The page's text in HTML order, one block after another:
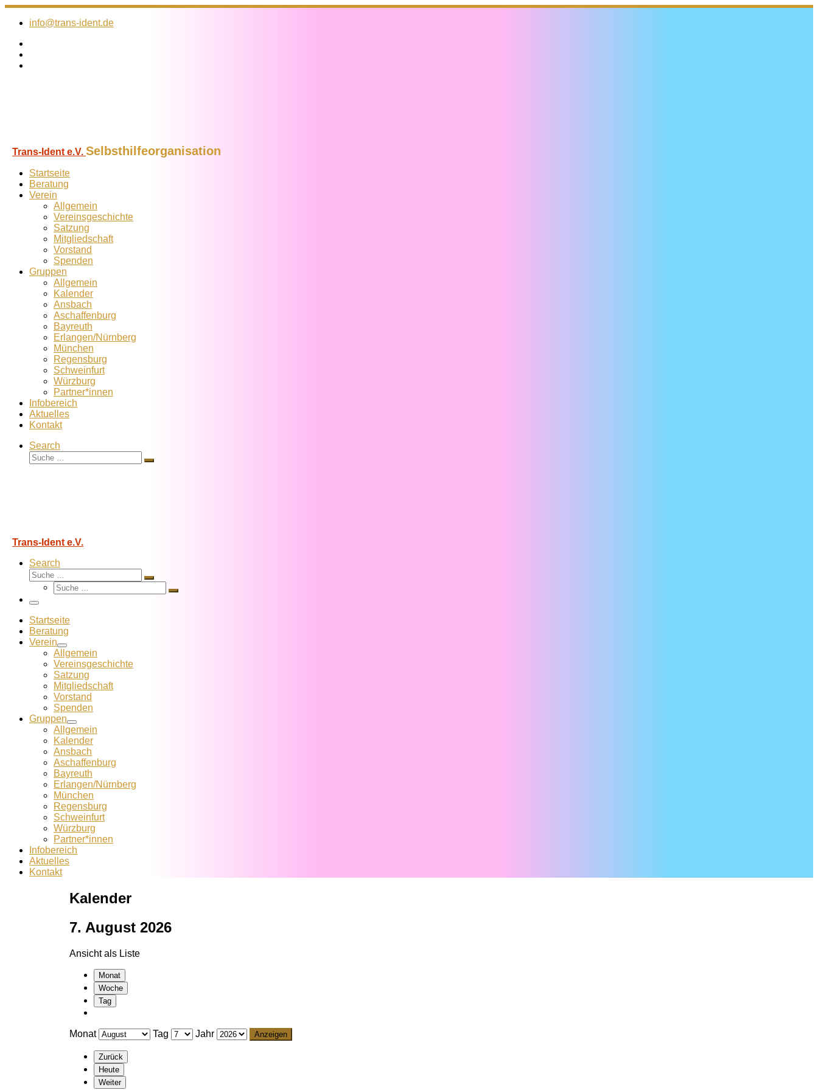
Zum
Inhalt
info@trans-ident.de
Trans-Ident e.V. Selbsthilfeorganisation
Startseite
Beratung
Verein
Allgemein
Vereins­geschichte
Satzung
Mitglied­schaft
Vorstand
Spenden
Gruppen
Allgemein
Kalender
Ansbach
Aschaffenburg
Bayreuth
Erlangen/Nürnberg
München
Regensburg
Schweinfurt
Würzburg
Partner*innen
Infobereich
Aktuelles
Kontakt
Search
Suche
Suche
Trans-Ident e.V.
Search
Suche
Suche
Suche
Suche
Menü
Startseite
Beratung
Verein
Allgemein
Vereins­geschichte
Satzung
Mitglied­schaft
Vorstand
Spenden
Gruppen
Allgemein
Kalender
Ansbach
Aschaffenburg
Bayreuth
Erlangen/Nürnberg
München
Regensburg
Schweinfurt
Würzburg
Partner*innen
Infobereich
Aktuelles
Kontakt
Kalender
7. August 2026
Ansicht als Liste
Monat
Woche
Tag
Monat Tag Jahr
Zurück
Heute
Weiter